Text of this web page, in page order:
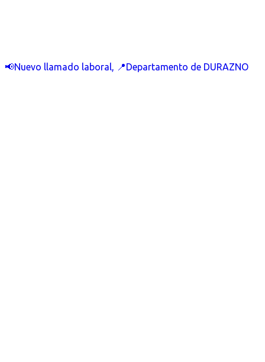
📢Nuevo llamado laboral, 📍Departamento de DURAZNO